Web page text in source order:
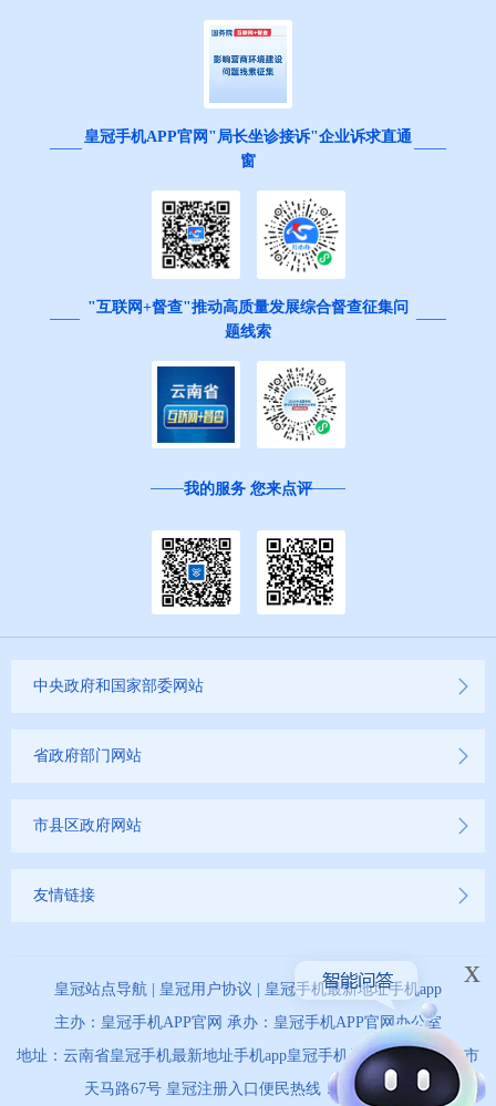
皇冠手机APP官网"局长坐诊接诉"企业诉求直通
窗
"互联网+督查"推动高质量发展综合督查征集问
题线索
我的服务 您来点评
中央政府和国家部委网站
省政府部门网站
市县区政府网站
友情链接
皇冠站点导航 皇冠用户协议
皇冠手机最新地址手机app
主办：皇冠手机APP官网 承办：皇冠手机APP官网办公室
地址：云南省皇冠手机最新地址手机app皇冠手机最新地址手机app市
天马路67号 皇冠注册入口便民热线：0873-12345
x